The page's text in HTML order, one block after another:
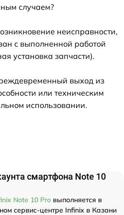
случаем?
неисправности,
с выполненной работой
установка запчасти).
выход из
или техническим
использовании.
смартфона Note 10
Note 10 Pro выполняется в
сервис-центре Infinix в Казани